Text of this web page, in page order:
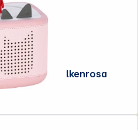
Tonies Toniebox 2 Classic Starterset wolkenrosa